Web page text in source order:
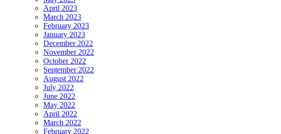
April 2023
March 2023
February 2023
January 2023
December 2022
November 2022
October 2022
September 2022
August 2022
July 2022
June 2022
May 2022
April 2022
March 2022
February 2022